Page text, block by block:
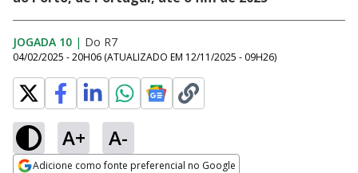
JOGADA 10 | Do R7
04/02/2025 - 20H06 (ATUALIZADO EM 12/11/2025 - 09H26)
A+ A-
Adicione como fonte preferencial no Google